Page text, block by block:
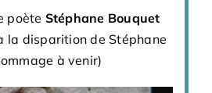
poète Stéphane Bouquet
la disparition de Stéphane
à venir)